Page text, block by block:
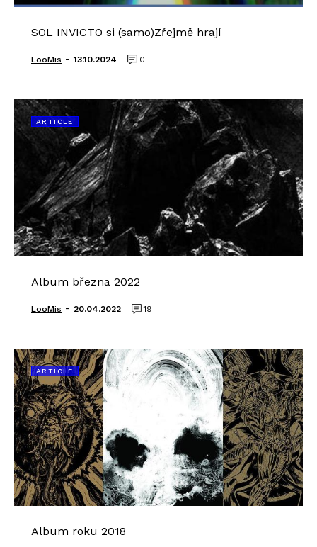
SOL INVICTO si (samo)Zřejmě hrají
LooMis - 13.10.2024 0
ARTICLE
Album března 2022
LooMis - 20.04.2022 19
ARTICLE
Album roku 2018